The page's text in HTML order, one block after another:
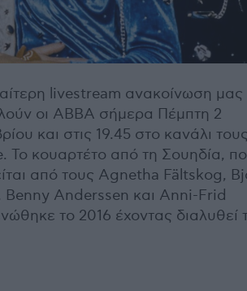
livestream ανακοίνωση μας
οι ABBA σήμερα Πέμπτη 2
και στις 19.45 στο κανάλι
Το κουαρτέτο από τη Σουηδία,
από τους Agnetha Fältskog,
Benny Anderssen και Anni-Frid
το 2016 έχοντας διαλυθεί